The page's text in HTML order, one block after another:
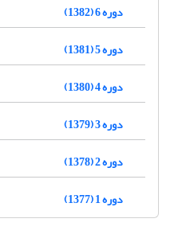
دوره 6 (1382)
دوره 5 (1381)
دوره 4 (1380)
دوره 3 (1379)
دوره 2 (1378)
دوره 1 (1377)